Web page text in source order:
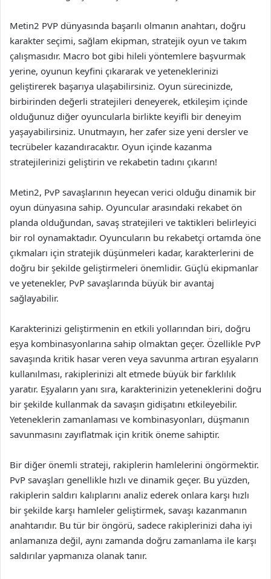
Metin2 PVP dünyasında başarılı olmanın anahtarı, doğru
karakter seçimi, sağlam ekipman, stratejik oyun ve takım
çalışmasıdır. Macro bot gibi hileli yöntemlere başvurmak
yerine, oyunun keyfini çıkararak ve yeteneklerinizi
geliştirerek başarıya ulaşabilirsiniz. Oyun sürecinizde,
birbirinden değerli stratejileri deneyerek, etkileşim içinde
olduğunuz diğer oyuncularla birlikte keyifli bir deneyim
yaşayabilirsiniz. Unutmayın, her zafer size yeni dersler ve
tecrübeler kazandıracaktır. Oyun içinde kazanma
stratejilerinizi geliştirin ve rekabetin tadını çıkarın!
Metin2, PvP savaşlarının heyecan verici olduğu dinamik bir
oyun dünyasına sahip. Oyuncular arasındaki rekabet ön
planda olduğundan, savaş stratejileri ve taktikleri belirleyici
bir rol oynamaktadır. Oyuncuların bu rekabetçi ortamda öne
çıkmaları için stratejik düşünmeleri kadar, karakterlerini de
doğru bir şekilde geliştirmeleri önemlidir. Güçlü ekipmanlar
ve yetenekler, PvP savaşlarında büyük bir avantaj
sağlayabilir.
Karakterinizi geliştirmenin en etkili yollarından biri, doğru
eşya kombinasyonlarına sahip olmaktan geçer. Özellikle PvP
savaşında kritik hasar veren veya savunma artıran eşyaların
kullanılması, rakiplerinizi alt etmede büyük bir farklılık
yaratır. Eşyaların yanı sıra, karakterinizin yeteneklerini doğru
bir şekilde kullanmak da savaşın gidişatını etkileyebilir.
Yeteneklerin zamanlaması ve kombinasyonları, düşmanın
savunmasını zayıflatmak için kritik öneme sahiptir.
Bir diğer önemli strateji, rakiplerin hamlelerini öngörmektir.
PvP savaşları genellikle hızlı ve dinamik geçer. Bu yüzden,
rakiplerin saldırı kalıplarını analiz ederek onlara karşı hızlı
bir şekilde karşı hamleler geliştirmek, savaşı kazanmanın
anahtarıdır. Bu tür bir öngörü, sadece rakiplerinizi daha iyi
anlamanıza değil, aynı zamanda doğru zamanlama ile karşı
saldırılar yapmanıza olanak tanır.